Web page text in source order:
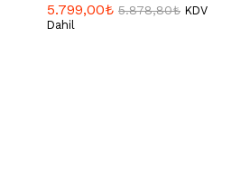
5.799,00₺ 5.878,80₺ KDV
Dahil